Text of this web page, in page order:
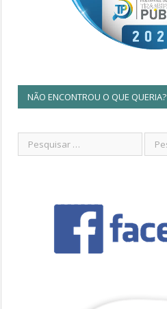
NÃO ENCONTROU O QUE QUERIA?